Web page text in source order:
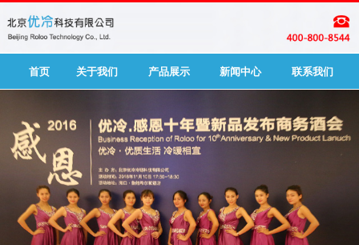
首页 关于我们 产品展示 新闻中心 联系我们